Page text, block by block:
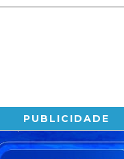
PUBLICIDADE